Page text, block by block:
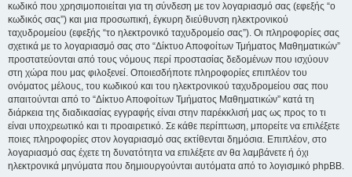
κωδικό που χρησιμοποιείται για τη σύνδεση με τον λογαριασμό σας (εφεξής “ο
κωδικός σας”) και μια προσωπική, έγκυρη διεύθυνση ηλεκτρονικού
ταχυδρομείου (εφεξής “το ηλεκτρονικό ταχυδρομείο σας”). Οι πληροφορίες σας
σχετικά με το λογαριασμό σας στο “Δίκτυο Αποφοίτων Τμήματος Μαθηματικών”
προστατεύονται από τους νόμους περί προστασίας δεδομένων που ισχύουν
στη χώρα που μας φιλοξενεί. Οποιεσδήποτε πληροφορίες επιπλέον του
ονόματος μέλους, του κωδικού και του ηλεκτρονικού ταχυδρομείου σας που
απαιτούνται από το “Δίκτυο Αποφοίτων Τμήματος Μαθηματικών” κατά τη
διάρκεια της διαδικασίας εγγραφής είναι στην παρέκκλισή μας ως προς το τι
είναι υποχρεωτικό και τι προαιρετικό. Σε κάθε περίπτωση, μπορείτε να επιλέξετε
ποιες πληροφορίες στον λογαριασμό σας εκτίθενται δημόσια. Επιπλέον, στο
λογαριασμό σας έχετε τη δυνατότητα να επιλέξετε αν θα λαμβάνετε ή όχι
ηλεκτρονικά μηνύματα που δημιουργούνται αυτόματα από το λογισμικό phpBB.